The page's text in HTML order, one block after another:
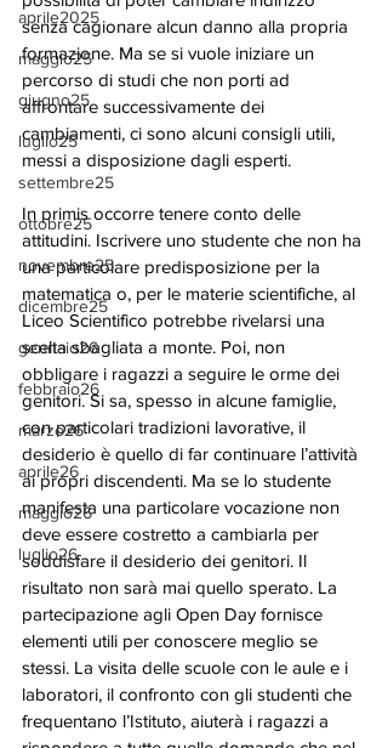
aprile2025
maggio25
giugno25
luglio25
settembre25
ottobre25
novembre25
dicembre25
gennaio26
febbraio26
marzo26
aprile26
maggio26
luglio26
senza cagionare alcun danno alla propria
formazione. Ma se si vuole iniziare un
percorso di studi che non porti ad
affrontare successivamente dei
cambiamenti, ci sono alcuni consigli utili,
messi a disposizione dagli esperti.
In primis occorre tenere conto delle
attitudini. Iscrivere uno studente che non ha
una particolare predisposizione per la
matematica o, per le materie scientifiche, al
Liceo Scientifico potrebbe rivelarsi una
scelta sbagliata a monte. Poi, non
obbligare i ragazzi a seguire le orme dei
genitori. Si sa, spesso in alcune famiglie,
con particolari tradizioni lavorative, il
desiderio è quello di far continuare l’attività
ai propri discendenti. Ma se lo studente
manifesta una particolare vocazione non
deve essere costretto a cambiarla per
soddisfare il desiderio dei genitori. Il
risultato non sarà mai quello sperato. La
partecipazione agli Open Day fornisce
elementi utili per conoscere meglio se
stessi. La visita delle scuole con le aule e i
laboratori, il confronto con gli studenti che
frequentano l’Istituto, aiuterà i ragazzi a